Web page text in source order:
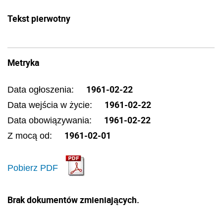
Tekst pierwotny
Metryka
Data ogłoszenia: 1961-02-22
Data wejścia w życie: 1961-02-22
Data obowiązywania: 1961-02-22
Z mocą od: 1961-02-01
Pobierz PDF
Brak dokumentów zmieniających.